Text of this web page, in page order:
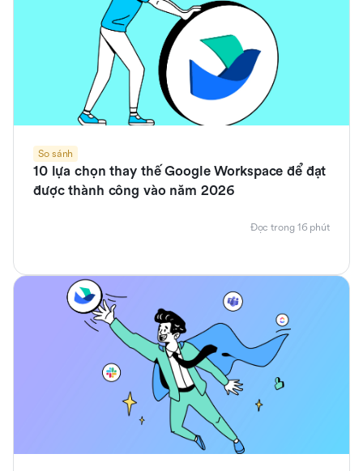
So sánh
10 lựa chọn thay thế Google Workspace để đạt
được thành công vào năm 2026
Đọc trong 16 phút